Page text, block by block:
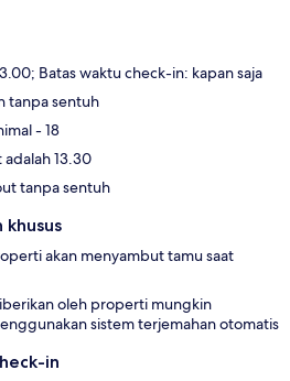
Batas waktu check-in: kapan saja
tanpa sentuh
- 18
13.30
tanpa sentuh
khusus
akan menyambut tamu saat
oleh properti mungkin
sistem terjemahan otomatis
in